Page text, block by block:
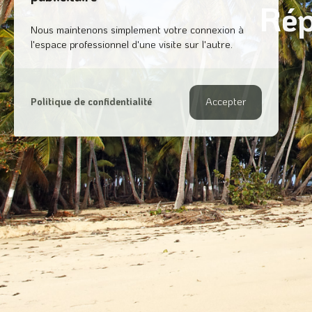
Cookie
Nous maintenons simplement votre connexion à
l'espace professionnel d'une visite sur l'autre.
Politique de confidentialité Accepter